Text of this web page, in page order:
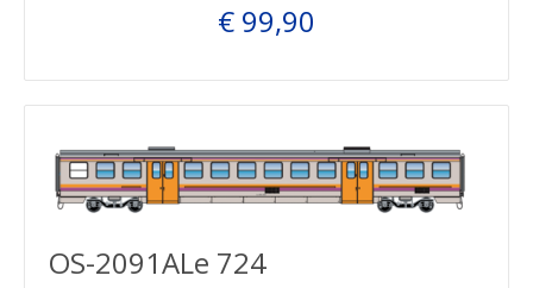
€ 99,90
OS-2091ALe 724